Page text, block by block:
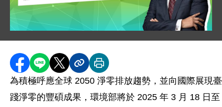
分享至 Facebook
分享到 LINE
分享到 X分享內容連結
列印本頁
為積極呼應全球 2050 淨零排放趨勢，並向國際展現
踐淨零的豐碩成果，環境部將於 2025 年 3 月 18 日